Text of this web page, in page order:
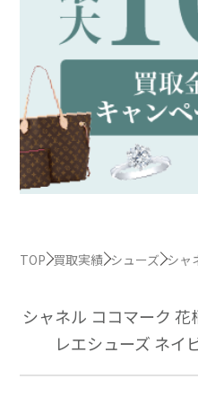
TOP 買取実績 シューズ シャ
シャネル ココマーク
レエシューズ ネイ